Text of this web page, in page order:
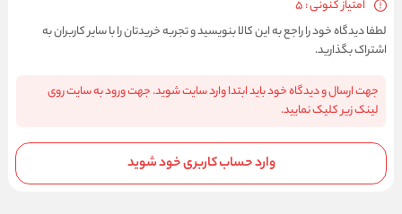
امتیاز کنونی : 5
لطفا دیدگاه خود را راجع به این کالا بنویسید و تجربه خریدتان را با سایر کاربران به
اشتراک بگذارید.
جهت ارسال و دیدگاه خود باید ابتدا وارد سایت شوید. جهت ورود به سایت روی
لینک زیر کلیک نمایید.
وارد حساب کاربری خود شوید